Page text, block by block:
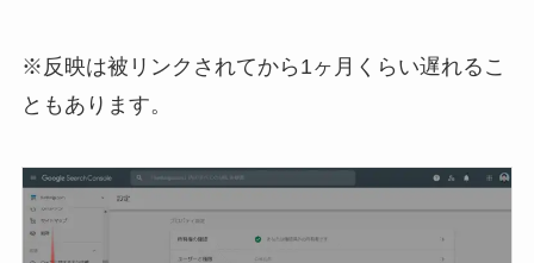
※反映は被リンクされてから1ヶ月くらい遅れるこ
ともあります。